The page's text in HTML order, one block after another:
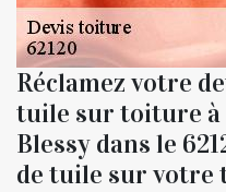
Réclamez votre
tuile sur toiture à
Blessy dans le
de tuile sur votre